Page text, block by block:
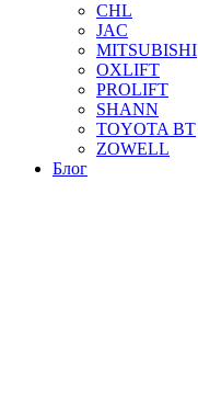
CHL
JAC
MITSUBISHI
OXLIFT
PROLIFT
SHANN
TOYOTA BT
ZOWELL
Блог